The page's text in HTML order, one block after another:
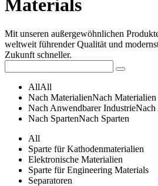
Materials
Mit unseren außergewöhnlichen
weltweit führender Qualität und
Zukunft schneller.
AllAll
Nach MaterialienNach Materialien
Nach Anwendbarer IndustrieNach
Nach SpartenNach Sparten
All
Sparte für Kathodenmaterialien
Elektronische Materialien
Sparte für Engineering Materials
Separatoren